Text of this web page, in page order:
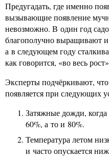
Предугадать, где именно
вызывающие появление
невозможно. В один год
благополучно выращивают
а в следующем году
как говорится, «во весь
Эксперты подчёркивают,
появляется при следующих
Затяжные дожди,
60%, а то и 80%.
Температура летом
и часто опускается